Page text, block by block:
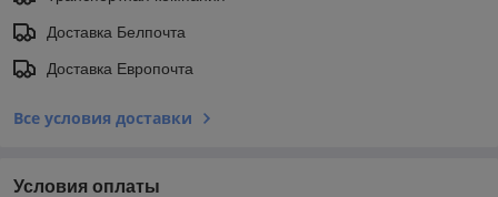
Доставка Белпочта
Доставка Европочта
Все условия доставки
Условия оплаты